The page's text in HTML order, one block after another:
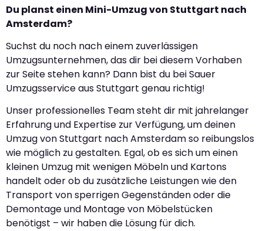
Du planst einen Mini-Umzug von Stuttgart nach
Amsterdam?
Suchst du noch nach einem zuverlässigen
Umzugsunternehmen, das dir bei diesem Vorhaben
zur Seite stehen kann? Dann bist du bei Sauer
Umzugsservice aus Stuttgart genau richtig!
Unser professionelles Team steht dir mit jahrelanger
Erfahrung und Expertise zur Verfügung, um deinen
Umzug von Stuttgart nach Amsterdam so reibungslos
wie möglich zu gestalten. Egal, ob es sich um einen
kleinen Umzug mit wenigen Möbeln und Kartons
handelt oder ob du zusätzliche Leistungen wie den
Transport von sperrigen Gegenständen oder die
Demontage und Montage von Möbelstücken
benötigst – wir haben die Lösung für dich.